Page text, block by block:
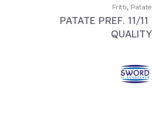
Fritti, Patate
PATATE PREF. 11/
QUALITY